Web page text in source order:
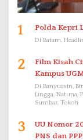
1 Polda Kepri
Di Batam,
2
Film Kisah
Kampus
Di Banyuasin,
Lingga, Natuna,
Sumbar, Tokoh
3
UU Nomor
PNS dan